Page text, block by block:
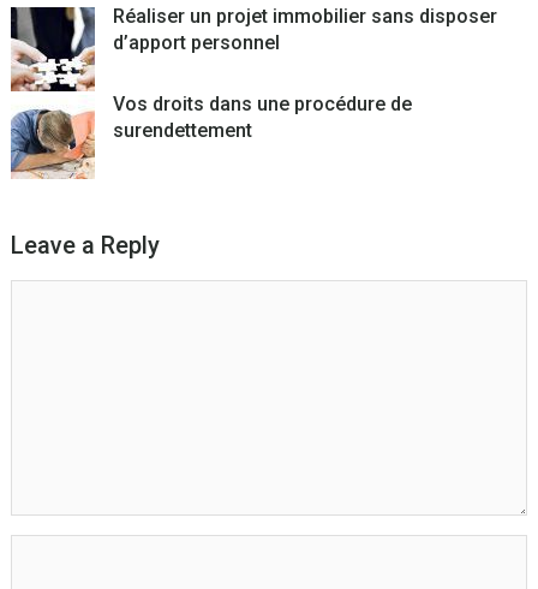
Réaliser un projet immobilier sans disposer
d’apport personnel
Vos droits dans une procédure de
surendettement
Leave a Reply